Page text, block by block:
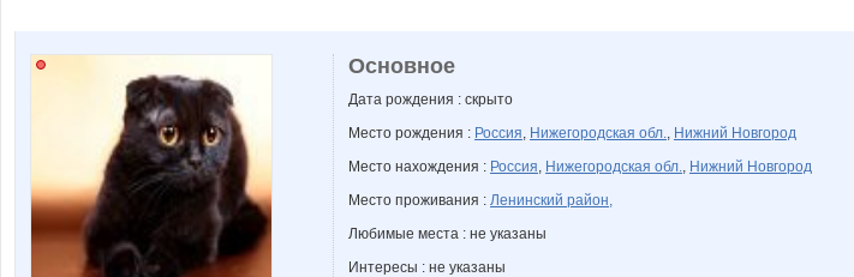
Основное
Дата рождения : скрыто
Место рождения : Россия, Нижегородская обл., Нижний Новгород
Место нахождения : Россия, Нижегородская обл., Нижний Новгород
Место проживания : Ленинский район,
Любимые места : не указаны
Интересы : не указаны